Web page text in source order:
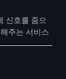
신호를 줌으
주는 서비스